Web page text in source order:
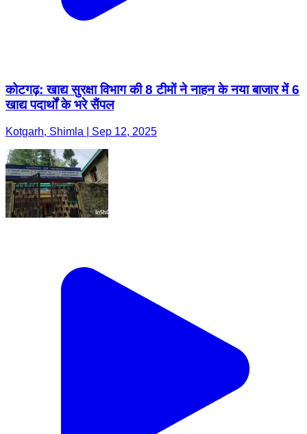
कोटगढ़: खाद्य सुरक्षा विभाग की 8 टीमों ने नाहन के नया बाजार में 6
खाद्य पदार्थों के भरे सैंपल
Kotgarh, Shimla | Sep 12, 2025